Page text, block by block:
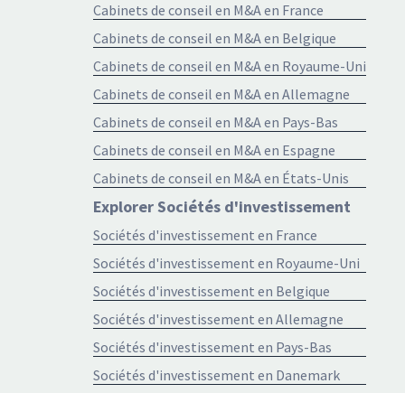
Cabinets de conseil en M&A en France
Cabinets de conseil en M&A en Belgique
Cabinets de conseil en M&A en Royaume-Uni
Cabinets de conseil en M&A en Allemagne
Cabinets de conseil en M&A en Pays-Bas
Cabinets de conseil en M&A en Espagne
Cabinets de conseil en M&A en États-Unis
Explorer Sociétés d'investissement
Sociétés d'investissement en France
Sociétés d'investissement en Royaume-Uni
Sociétés d'investissement en Belgique
Sociétés d'investissement en Allemagne
Sociétés d'investissement en Pays-Bas
Sociétés d'investissement en Danemark